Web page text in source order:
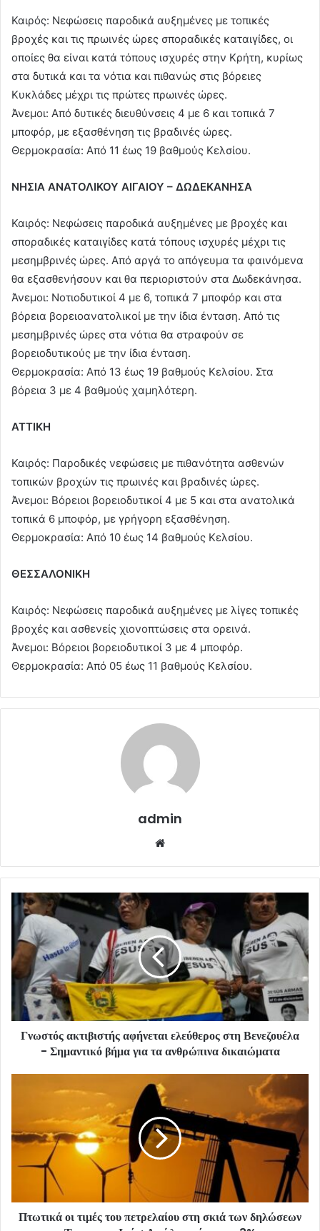
Καιρός: Νεφώσεις παροδικά αυξημένες με τοπικές
βροχές και τις πρωινές ώρες σποραδικές καταιγίδες, οι
οποίες θα είναι κατά τόπους ισχυρές στην Κρήτη, κυρίως
στα δυτικά και τα νότια και πιθανώς στις βόρειες
Κυκλάδες μέχρι τις πρώτες πρωινές ώρες.
Άνεμοι: Από δυτικές διευθύνσεις 4 με 6 και τοπικά 7
μποφόρ, με εξασθένηση τις βραδινές ώρες.
Θερμοκρασία: Από 11 έως 19 βαθμούς Κελσίου.
ΝΗΣΙΑ ΑΝΑΤΟΛΙΚΟΥ ΑΙΓΑΙΟΥ – ΔΩΔΕΚΑΝΗΣΑ
Καιρός: Νεφώσεις παροδικά αυξημένες με βροχές και
σποραδικές καταιγίδες κατά τόπους ισχυρές μέχρι τις
μεσημβρινές ώρες. Από αργά το απόγευμα τα φαινόμενα
θα εξασθενήσουν και θα περιοριστούν στα Δωδεκάνησα.
Άνεμοι: Νοτιοδυτικοί 4 με 6, τοπικά 7 μποφόρ και στα
βόρεια βορειοανατολικοί με την ίδια ένταση. Από τις
μεσημβρινές ώρες στα νότια θα στραφούν σε
βορειοδυτικούς με την ίδια ένταση.
Θερμοκρασία: Από 13 έως 19 βαθμούς Κελσίου. Στα
βόρεια 3 με 4 βαθμούς χαμηλότερη.
ΑΤΤΙΚΗ
Καιρός: Παροδικές νεφώσεις με πιθανότητα ασθενών
τοπικών βροχών τις πρωινές και βραδινές ώρες.
Άνεμοι: Βόρειοι βορειοδυτικοί 4 με 5 και στα ανατολικά
τοπικά 6 μποφόρ, με γρήγορη εξασθένηση.
Θερμοκρασία: Από 10 έως 14 βαθμούς Κελσίου.
ΘΕΣΣΑΛΟΝΙΚΗ
Καιρός: Νεφώσεις παροδικά αυξημένες με λίγες τοπικές
βροχές και ασθενείς χιονοπτώσεις στα ορεινά.
Άνεμοι: Βόρειοι βορειοδυτικοί 3 με 4 μποφόρ.
Θερμοκρασία: Από 05 έως 11 βαθμούς Κελσίου.
admin
Γνωστός ακτιβιστής αφήνεται ελεύθερος στη Βενεζουέλα
- Σημαντικό βήμα για τα ανθρώπινα δικαιώματα
Πτωτικά οι τιμές του πετρελαίου στη σκιά των δηλώσεων